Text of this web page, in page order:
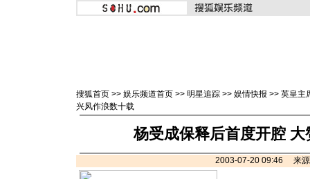
搜狐首页 >> 娱乐频道首页 >> 明星追踪 >> 娱情快报 >> 英皇主
兴风作浪数十载
杨受成保释后首度开腔
2003-07-20 09:46 来源